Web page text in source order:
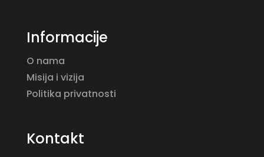
Informacije
O nama
Misija i vizija
Politika privatnosti
Kontakt